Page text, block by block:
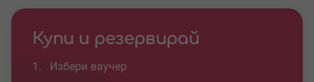
Купи и резервирай
1. Избери ваучер